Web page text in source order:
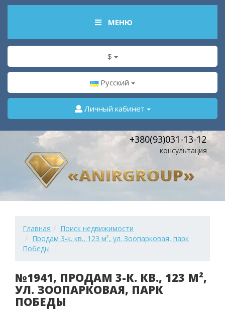
МЕНЮ
$
Русский
Личный кабинет
+380(93)031-13-12
консультация
Главная
Поиск недвижимости
Продам 3-к. кв., 123 м², ул. Зоопарковая, парк
Победы
№1941, ПРОДАМ 3-К. КВ., 123 М²,
УЛ. ЗООПАРКОВАЯ, ПАРК
ПОБЕДЫ